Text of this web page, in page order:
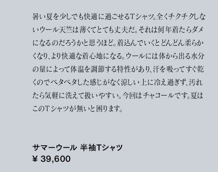
暑い夏を少しでも快適に過ごせるTシャツ。全くチクチクしな
いウール天竺は薄くてとても丈夫だ。それは何年着たらダメ
になるのだろうかと思うほど。着込んでいくとどんどん柔らか
くなり、より快適な着心地になる。ウールには体から出る水分
の量によって体温を調節する特性があり、汗を吸ってすぐ乾
くのでベタベタした感じがなく涼しい上に冷え過ぎず、汚れ
たら気軽に洗えて扱いやすい。今回はチャコールです。夏は
このTシャツが無いと困ります。
サマーウール 半袖Tシャツ
¥ 39,600